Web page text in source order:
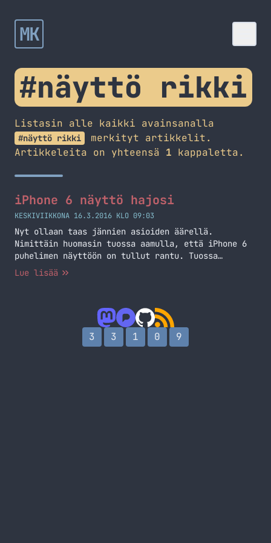
MK
#näyttö rikki
Listasin alle kaikki avainsanalla
#näyttö rikki
merkityt artikkelit.
Artikkeleita on yhteensä 1 kappaletta.
iPhone 6 näyttö hajosi
KESKIVIIKKONA 16.3.2016 KLO 09:03
Nyt ollaan taas jännien asioiden äärellä.
Nimittäin huomasin tuossa aamulla, että iPhone 6
puhelimen näyttöön on tullut rantu. Tuossa
oikealla onkin kuva tuosta rannusta. Eilen illalla
ollut kunnossa. Puhelin oli yön latauksessa ja
siitä… Jatka lukemista iPhone 6 näyttö hajosi
Lue lisää
3 3 1 0 9